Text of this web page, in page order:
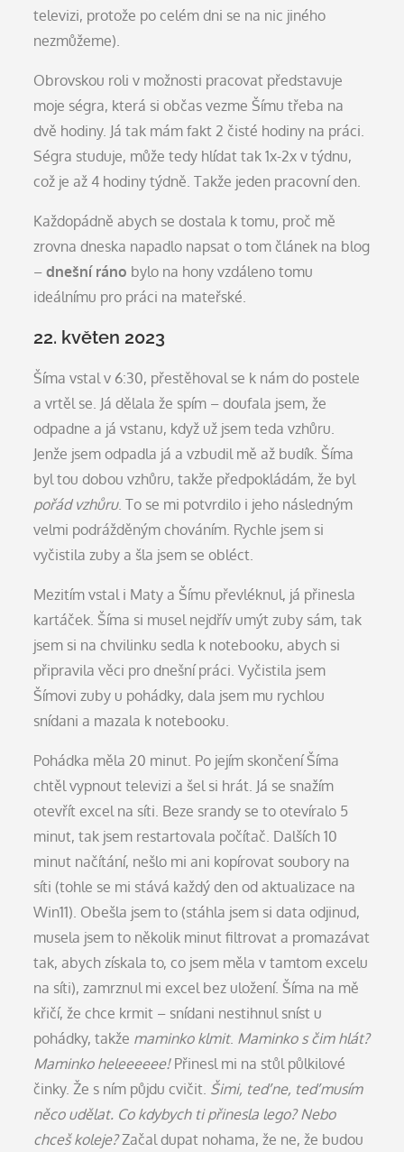
televizi, protože po celém dni se na nic jiného
nezmůžeme).
Obrovskou roli v možnosti pracovat představuje
moje ségra, která si občas vezme Šímu třeba na
dvě hodiny. Já tak mám fakt 2 čisté hodiny na práci.
Ségra studuje, může tedy hlídat tak 1x-2x v týdnu,
což je až 4 hodiny týdně. Takže jeden pracovní den.
Každopádně abych se dostala k tomu, proč mě
zrovna dneska napadlo napsat o tom článek na blog
–dnešní ráno bylo na hony vzdáleno tomu
ideálnímu pro práci na mateřské.
22. květen 2023
Šíma vstal v 6:30, přestěhoval se k nám do postele
a vrtěl se. Já dělala že spím – doufala jsem, že
odpadne a já vstanu, když už jsem teda vzhůru.
Jenže jsem odpadla já a vzbudil mě až budík. Šíma
byl tou dobou vzhůru, takže předpokládám, že byl
pořád vzhůru. To se mi potvrdilo i jeho následným
velmi podrážděným chováním. Rychle jsem si
vyčistila zuby a šla jsem se obléct.
Mezitím vstal i Maty a Šímu převléknul, já přinesla
kartáček. Šíma si musel nejdřív umýt zuby sám, tak
jsem si na chvilinku sedla k notebooku, abych si
připravila věci pro dnešní práci. Vyčistila jsem
Šímovi zuby u pohádky, dala jsem mu rychlou
snídani a mazala k notebooku.
Pohádka měla 20 minut. Po jejím skončení Šíma
chtěl vypnout televizi a šel si hrát. Já se snažím
otevřít excel na síti. Beze srandy se to otevíralo 5
minut, tak jsem restartovala počítač. Dalších 10
minut načítání, nešlo mi ani kopírovat soubory na
síti (tohle se mi stává každý den od aktualizace na
Win11). Obešla jsem to (stáhla jsem si data odjinud,
musela jsem to několik minut filtrovat a promazávat
tak, abych získala to, co jsem měla v tamtom excelu
na síti), zamrznul mi excel bez uložení. Šíma na mě
křičí, že chce krmit – snídani nestihnul sníst u
pohádky, takže maminko klmit. Maminko s čim hlát?
Maminko heleeeeee!Přinesl mi na stůl půlkilové
činky. Že s ním půjdu cvičit. Šimi, teď ne, teď musím
něco udělat. Co kdybych ti přinesla lego? Nebo
chceš koleje?Začal dupat nohama, že ne, že budou